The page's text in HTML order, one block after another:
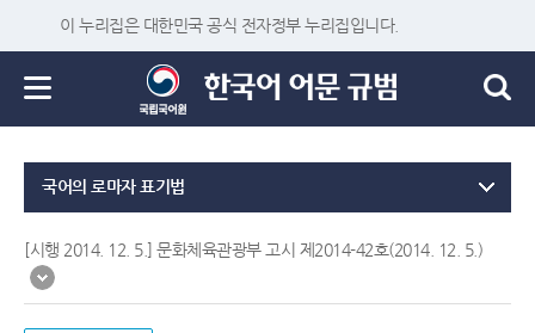
이 누리집은 대한민국 공식 전자정부 누리집입니다.
국어의 로마자 표기법
[시행 2014. 12. 5.] 문화체육관광부 고시 제2014-42호(2014. 12. 5.)